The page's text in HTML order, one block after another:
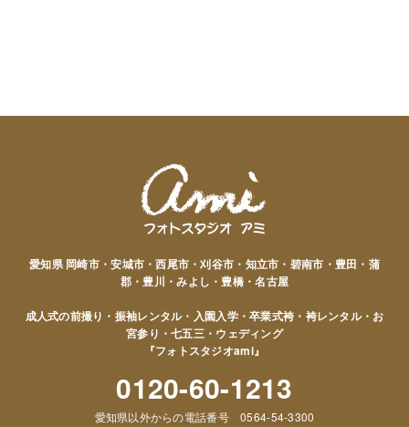
愛知県 岡崎市・安城市・西尾市・刈谷市・知立市・碧南市・豊田・蒲
郡・豊川・みよし・豊橋・名古屋
成人式の前撮り・振袖レンタル・入園入学・卒業式袴・袴レンタル・お
宮参り・七五三・ウェディング
『フォトスタジオami』
0120-60-1213
愛知県以外からの電話番号 0564-54-3300